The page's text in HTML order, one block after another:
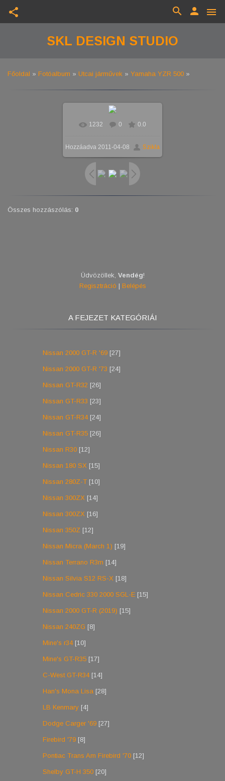
share menu
person
search
SKL DESIGN STUDIO
Főoldal » Fotóalbum » Utcai járművek » Yamaha YZR 500 »
1232 0 0.0
Hozzáadva 2011-04-08 Szikla
Összes hozzászólás: 0
Üdvözöllek Vendég!
Regisztráció | Belépés
A FEJEZET KATEGÓRIÁI
Nissan 2000 GT-R '69 [27]
Nissan 2000 GT-R '73 [24]
Nissan GT-R32 [26]
Nissan GT-R33 [23]
Nissan GT-R34 [24]
Nissan GT-R35 [26]
Nissan R30 [12]
Nissan 180 SX [15]
Nissan 280Z-T [10]
Nissan 300ZX [14]
Nissan 300ZX [16]
Nissan 350Z [12]
Nissan Micra (March 1) [19]
Nissan Terrano R3m [14]
Nissan Silvia S12 RS-X [18]
Nissan Cedric 330 2000 SGL-E [15]
Nissan 2000 GT-R (2019) [15]
Nissan 240ZG [8]
Mine's r34 [10]
Mine's GT-R35 [17]
C-West GT-R34 [14]
Han's Mona Lisa [28]
LB Kenmary [4]
Dodge Carger '69 [27]
Firebird '79 [8]
Pontiac Trans Am Firebird '70 [12]
Shelby GT-H 350 [20]